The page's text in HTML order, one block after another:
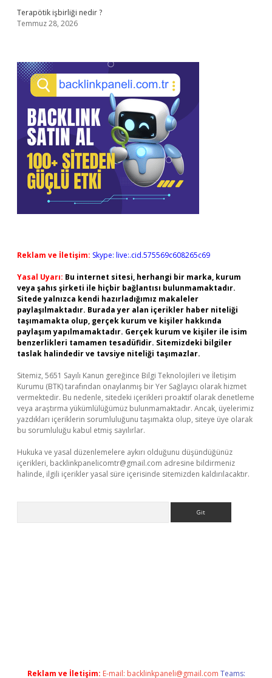
Terapötik işbirliği nedir ?
Temmuz 28, 2026
Reklam ve İletişim: Skype: live:.cid.575569c608265c69
Yasal Uyarı: Bu internet sitesi, herhangi bir marka, kurum
veya şahıs şirketi ile hiçbir bağlantısı bulunmamaktadır.
Sitede yalnızca kendi hazırladığımız makaleler
paylaşılmaktadır. Burada yer alan içerikler haber niteliği
taşımamakta olup, gerçek kurum ve kişiler hakkında
paylaşım yapılmamaktadır. Gerçek kurum ve kişiler ile isim
benzerlikleri tamamen tesadüfidir. Sitemizdeki bilgiler
taslak halindedir ve tavsiye niteliği taşımazlar.
Sitemiz, 5651 Sayılı Kanun gereğince Bilgi Teknolojileri ve İletişim
Kurumu (BTK) tarafından onaylanmış bir Yer Sağlayıcı olarak hizmet
vermektedir. Bu nedenle, sitedeki içerikleri proaktif olarak denetleme
veya araştırma yükümlülüğümüz bulunmamaktadır. Ancak, üyelerimiz
yazdıkları içeriklerin sorumluluğunu taşımakta olup, siteye üye olarak
bu sorumluluğu kabul etmiş sayılırlar.
Hukuka ve yasal düzenlemelere aykırı olduğunu düşündüğünüz
içerikleri, backlinkpanelicomtr@gmail.com adresine bildirmeniz
halinde, ilgili içerikler yasal süre içerisinde sitemizden kaldırılacaktır.
Reklam ve İletişim: E-mail: backlinkpaneli@gmail.com Teams: